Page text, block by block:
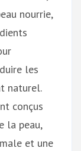
nourrie,
les
naturel.
conçus
la peau,
et une